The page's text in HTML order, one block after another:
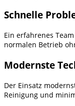
Schnelle
Ein erfahrenes
normalen Betrieb
Modernste
Der Einsatz
Reinigung und